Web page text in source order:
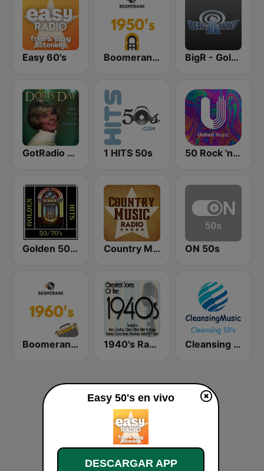
Easy 60's Boomerang 50's BigR - Golden Oldies
GotRadio - 50s 1 HITS 50s 50 Rock 'n' Roll - United Music
Golden 50/70s Hits Country Music Radio - 50's Country ON 50s
Boomerang 60's 1940's Radio Hits from the 1940's Cleansing 50's
Easy 50's en vivo
DESCARGAR APP